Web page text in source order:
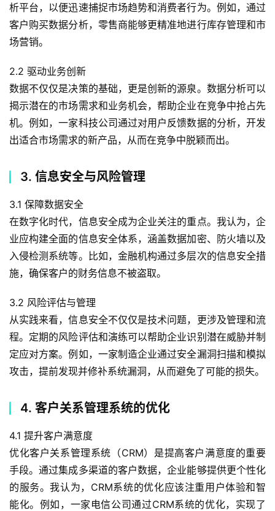
析平台，以便迅速捕捉市场趋势和消费者行为。例如，通过
客户购买数据分析，零售商能够更精准地进行库存管理和市
场营销。
2.2 驱动业务创新
数据不仅仅是决策的基础，更是创新的源泉。数据分析可以
揭示潜在的市场需求和业务机会，帮助企业在竞争中抢占先
机。例如，一家科技公司通过对用户反馈数据的分析，开发
出适合市场需求的新产品，从而在竞争中脱颖而出。
3. 信息安全与风险管理
3.1 保障数据安全
在数字化时代，信息安全成为企业关注的重点。我认为，企
业应构建全面的信息安全体系，涵盖数据加密、防火墙以及
入侵检测系统等。比如，金融机构通过多层次的信息安全措
施，确保客户的财务信息不被盗取。
3.2 风险评估与管理
从实践来看，信息安全不仅仅是技术问题，更涉及管理和流
程。定期的风险评估和演练可以帮助企业识别潜在威胁并制
定应对方案。例如，一家制造企业通过安全漏洞扫描和模拟
攻击，提前发现并修补系统漏洞，从而避免了可能的损失。
4. 客户关系管理系统的优化
4.1 提升客户满意度
优化客户关系管理系统（CRM）是提高客户满意度的重要
手段。通过集成多渠道的客户数据，企业能够提供更个性化
的服务。我认为，CRM系统的优化应该注重用户体验和智
能化。例如，一家电信公司通过CRM系统的优化，实现了